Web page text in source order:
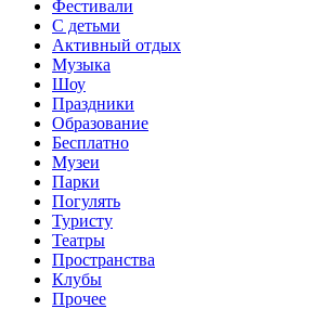
Фестивали
С детьми
Активный отдых
Музыка
Шоу
Праздники
Образование
Бесплатно
Музеи
Парки
Погулять
Туристу
Театры
Пространства
Клубы
Прочее